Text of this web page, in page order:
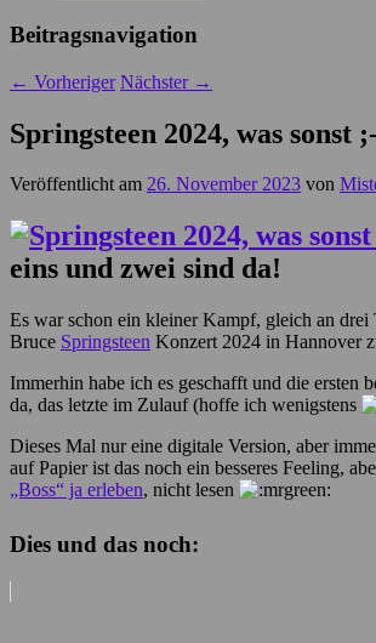
Beitragsnavigation
← Vorheriger Nächster →
Springsteen 2024, was sonst
Veröffentlicht am 26. November 2023 von
eins und zwei sind da!
Es war schon ein kleiner Kampf, gleich an drei
Bruce Springsteen Konzert 2024 in Hannover
Immerhin habe ich es geschafft und die ersten
da, das letzte im Zulauf (hoffe ich wenigstens
Dieses Mal nur eine digitale Version, aber
auf Papier ist das noch ein besseres Feeling,
„Boss“ ja erleben, nicht lesen
Dies und das noch: